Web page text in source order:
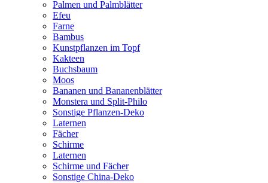
Palmen und Palmblätter
Efeu
Farne
Bambus
Kunstpflanzen im Topf
Kakteen
Buchsbaum
Moos
Bananen und Bananenblätter
Monstera und Split-Philo
Sonstige Pflanzen-Deko
Laternen
Fächer
Schirme
Laternen
Schirme und Fächer
Sonstige China-Deko